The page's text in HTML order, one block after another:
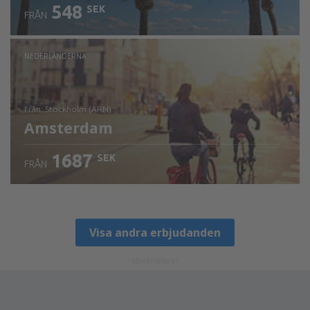
FRÅN 548 SEK
NEDERLÄNDERNA
från: Stockholm (ARN)
Amsterdam
FRÅN 1687 SEK
Visa andra erbjudanden